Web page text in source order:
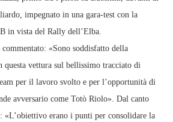
impegnato in una gara-test con la
in vista del Rally dell’Elba.
«Sono soddisfatto della
questa vettura sul bellissimo tracciato di
per il lavoro svolto e per l’opportunità di
avversario come Totò Riolo». Dal canto
«L’obiettivo erano i punti per consolidare la